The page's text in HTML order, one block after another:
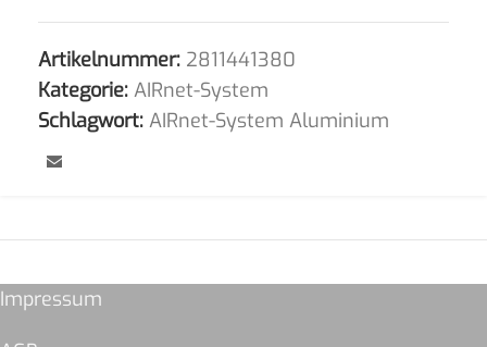
Artikelnummer: 2811441380
Kategorie: AIRnet-System
Schlagwort: AIRnet-System Aluminium
Impressum